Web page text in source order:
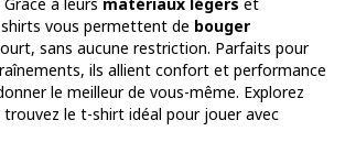
vous permettent de bouger
sans aucune restriction. Parfaits pour
ils allient confort et performance
le meilleur de vous-même. Explorez
le t-shirt idéal pour jouer avec